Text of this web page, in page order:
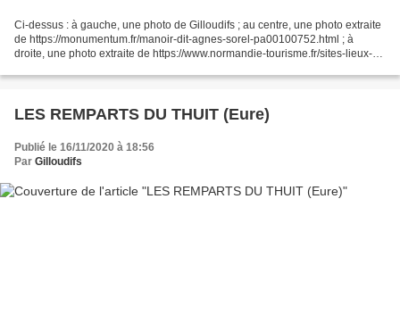
Ci-dessus : à gauche, une photo de Gilloudifs ; au centre, une photo extraite
de https://monumentum.fr/manoir-dit-agnes-sorel-pa00100752.html ; à
droite, une photo extraite de https://www.normandie-tourisme.fr/sites-lieux-
LES REMPARTS DU THUIT (Eure)
Publié le 16/11/2020 à 18:56
Par Gilloudifs